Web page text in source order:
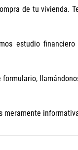
de tu vivienda.
estudio
meramente